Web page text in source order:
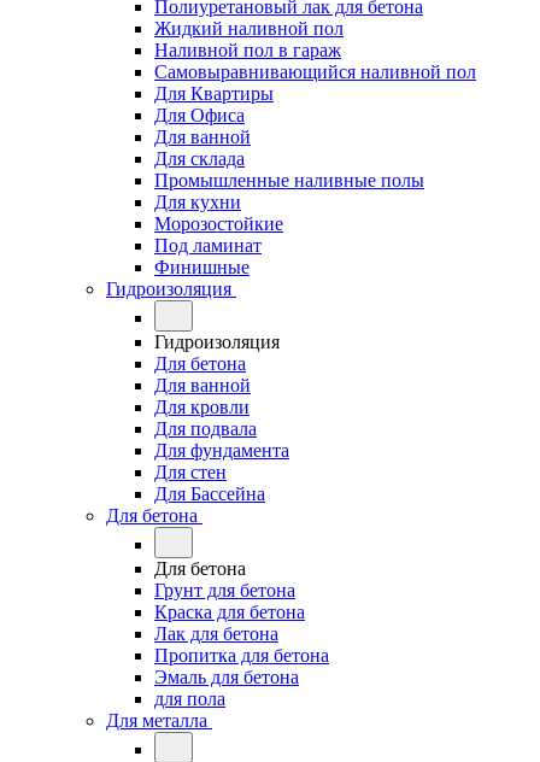
Полиуретановый лак для бетона
Жидкий наливной пол
Наливной пол в гараж
Самовыравнивающийся наливной пол
Для Квартиры
Для Офиса
Для ванной
Для склада
Промышленные наливные полы
Для кухни
Морозостойкие
Под ламинат
Финишные
Гидроизоляция
Гидроизоляция
Для бетона
Для ванной
Для кровли
Для подвала
Для фундамента
Для стен
Для Бассейна
Для бетона
Для бетона
Грунт для бетона
Краска для бетона
Лак для бетона
Пропитка для бетона
Эмаль для бетона
для пола
Для металла